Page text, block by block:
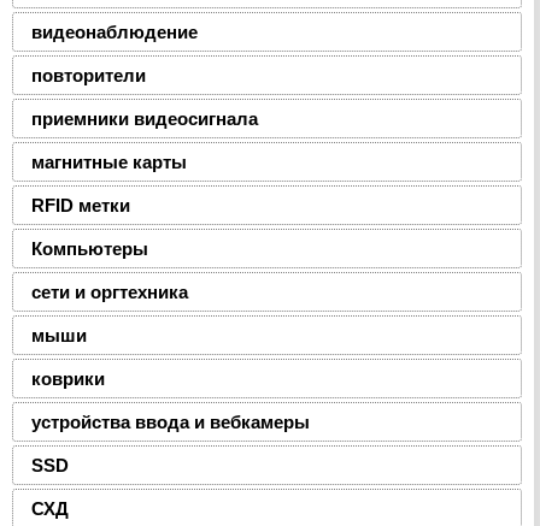
видеонаблюдение
повторители
приемники видеосигнала
магнитные карты
RFID метки
Компьютеры
сети и оргтехника
мыши
коврики
устройства ввода и вебкамеры
SSD
СХД